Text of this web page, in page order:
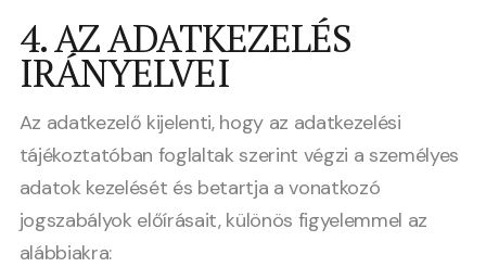
4. AZ ADATKEZELÉS
IRÁNYELVEI
Az adatkezelő kijelenti, hogy az adatkezelési
tájékoztatóban foglaltak szerint végzi a személyes
adatok kezelését és betartja a vonatkozó
jogszabályok előírásait, különös figyelemmel az
alábbiakra: